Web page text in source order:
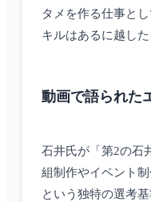
タメを作る仕事と
キルはあるに越し
動画で語られた
石井氏が「第2の石
組制作やイベント
という独特の選考